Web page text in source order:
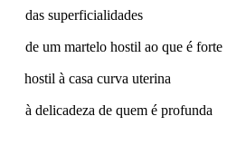
das superficialidades
de um martelo hostil ao que é forte
hostil à casa curva uterina
à delicadeza de quem é profunda